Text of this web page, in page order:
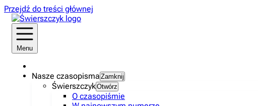
Przejdź do treści głównej
Menu
Nasze czasopisma Zamknij
ŚwierszczykOtwórz
O czasopiśmie